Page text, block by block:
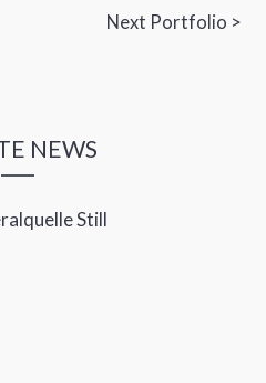
Next Portfolio >
NEWS
Still